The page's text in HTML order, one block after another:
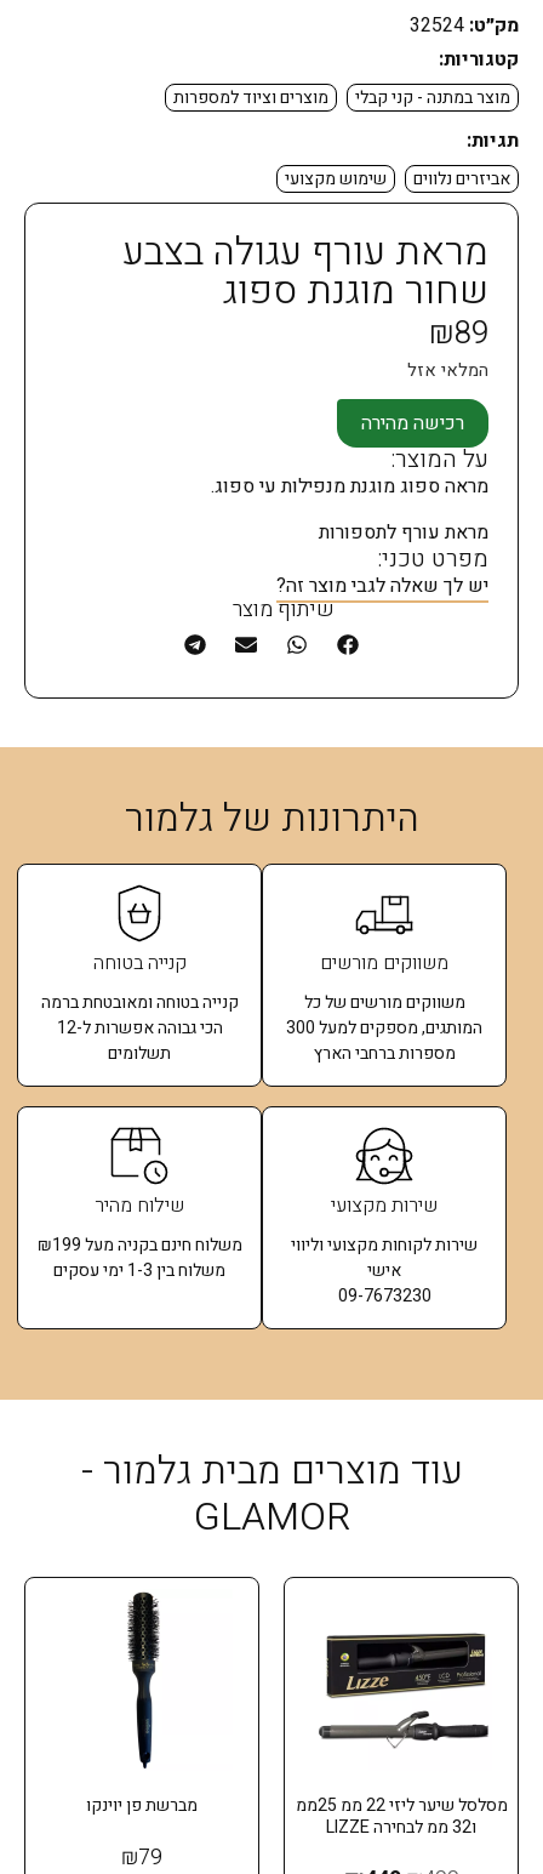
מראת עורף עגולה בצבע
שחור מוגנת ספוג
₪89
המלאי אזל
רכישה מהירה
על המוצר:
מראה ספוג מוגנת מנפילות עי ספוג.
מראת עורף לתספורות
מפרט טכני:
יש לך שאלה לגבי מוצר זה?
שיתוף מוצר
מק״ט: 32524
קטגוריות:
מוצר במתנה - קני קבלי מוצרים וציוד למספרות
תגיות:
אביזרים נלווים שימוש מקצועי
היתרונות של גלמור
משווקים מורשים
משווקים מורשים של כל
המותגים, מספקים למעל 300
מספרות ברחבי הארץ
קנייה בטוחה
קנייה בטוחה ומאובטחת ברמה
הכי גבוהה אפשרות ל-12
תשלומים​
שירות מקצועי
שירות לקוחות מקצועי וליווי
אישי
09-7673230
שילוח מהיר
משלוח חינם בקניה מעל ₪199
משלוח בין 1-3 ימי עסקים
עוד מוצרים מבית גלמור -
GLAMOR
מסלסל שיער ליזי 22 ממ 25ממ
ו32 ממ לבחירה LIZZE
מברשת פן יוינקו
₪79